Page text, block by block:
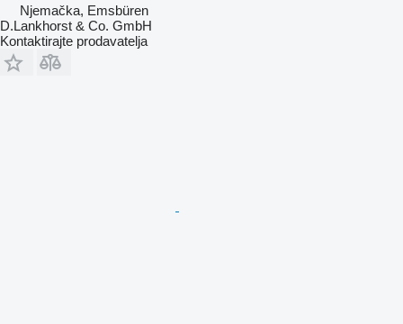
Njemačka, Emsbüren
D.Lankhorst & Co. GmbH
Kontaktirajte prodavatelja